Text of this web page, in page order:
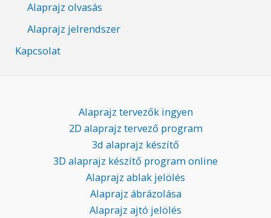
Alaprajz olvasás
Alaprajz jelrendszer
Kapcsolat
Alaprajz tervezők ingyen
2D alaprajz tervező program
3d alaprajz készítő
3D alaprajz készítő program online
Alaprajz ablak jelölés
Alaprajz ábrázolása
Alaprajz ajtó jelölés